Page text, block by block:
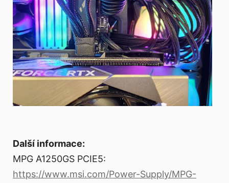
Další informace:
MPG A1250GS PCIE5:
https://www.msi.com/Power-Supply/MPG-